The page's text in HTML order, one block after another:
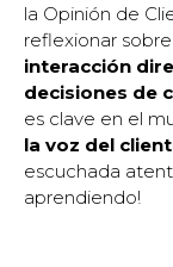
la Opinión de
reflexionar
interacción
decisiones de
es clave en el
la voz del
escuchada
aprendiendo!